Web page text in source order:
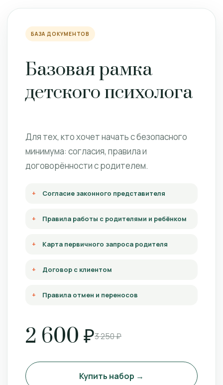
БАЗА ДОКУМЕНТОВ
Базовая рамка
детского психолога
Для тех, кто хочет начать с безопасного
минимума: согласия, правила и
договорённости с родителем.
Согласие законного представителя
Правила работы с родителями и ребёнком
Карта первичного запроса родителя
Договор с клиентом
Правила отмен и переносов
2 600 ₽3 250 ₽
Купить набор →